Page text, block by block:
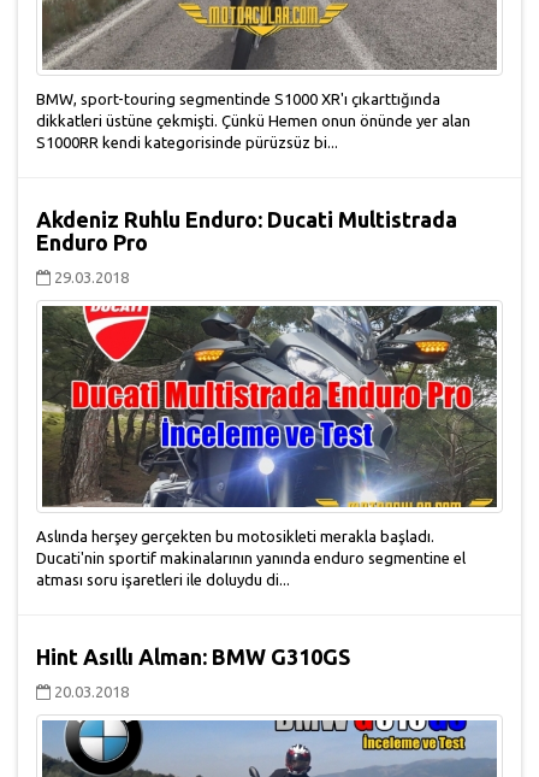
BMW, sport-touring segmentinde S1000 XR'ı çıkarttığında
dikkatleri üstüne çekmişti. Çünkü Hemen onun önünde yer alan
S1000RR kendi kategorisinde pürüzsüz bi...
Akdeniz Ruhlu Enduro: Ducati Multistrada
Enduro Pro
29.03.2018
Aslında herşey gerçekten bu motosikleti merakla başladı.
Ducati'nin sportif makinalarının yanında enduro segmentine el
atması soru işaretleri ile doluydu di...
Hint Asıllı Alman: BMW G310GS
20.03.2018